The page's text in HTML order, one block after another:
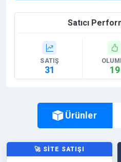
Satıcı
SATIŞ
31 19
Ürünler
🚀 SİTE SATIŞI